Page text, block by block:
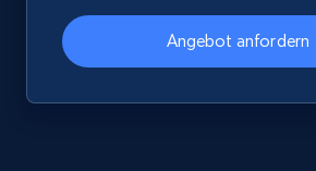
products by best sellers
Title, Seller name, Brand,
price, Currency, Availability,
Angebot anfordern